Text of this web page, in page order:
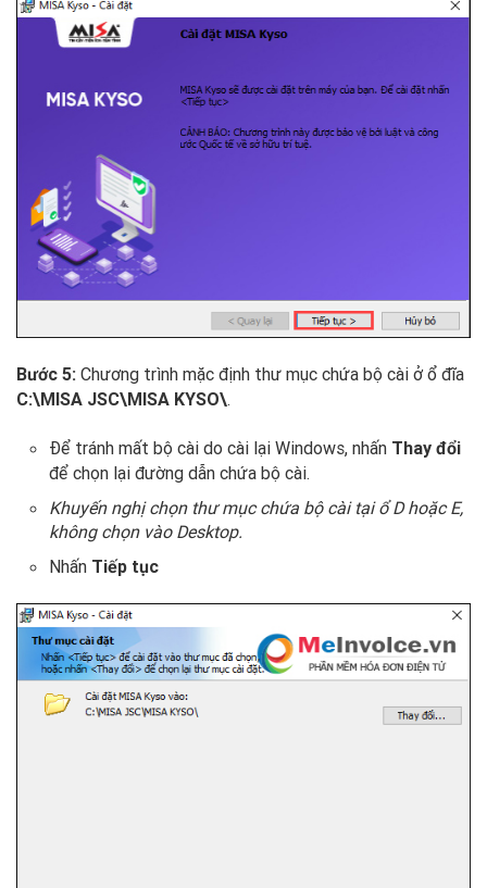
Bước 5: Chương trình mặc định thư mục chứa bộ cài ở ổ đĩa
C:\MISA JSC\MISA KYSO\.
Để tránh mất bộ cài do cài lại Windows, nhấn Thay đổi
để chọn lại đường dẫn chứa bộ cài.
Khuyến nghị chọn thư mục chứa bộ cài tại ổ D hoặc E,
không chọn vào Desktop.
Nhấn Tiếp tục